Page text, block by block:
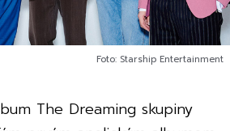
Foto: Starship Entertainment
The Dreaming skupiny